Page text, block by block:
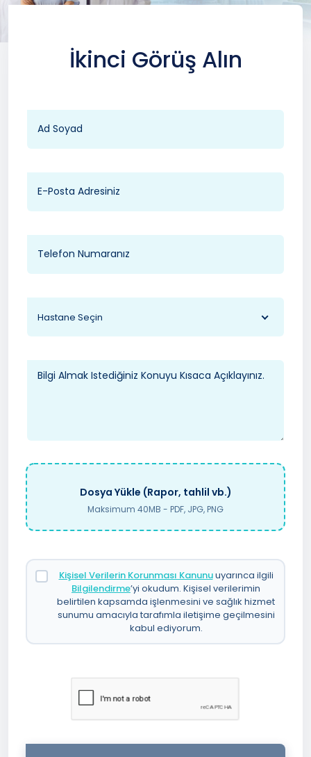
İkinci Görüş Alın
Hastane Seçin
Dosya Yükle (Rapor, tahlil vb.)
Maksimum 40MB - PDF, JPG, PNG
Kişisel Verilerin Korunması Kanunuuyarınca ilgili
Bilgilendirme’yi okudum. Kişisel verilerimin
belirtilen kapsamda işlenmesini ve sağlık hizmet
sunumu amacıyla tarafımla iletişime geçilmesini
kabul ediyorum.